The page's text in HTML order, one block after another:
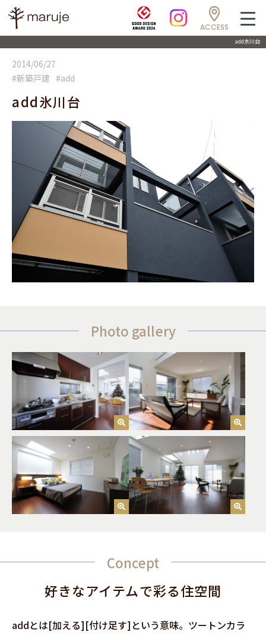
ACCESS
add氷川台
add氷川台
2014/06/27
#新築戸建 #add
Photo gallery
Concept
好きなアイテムで彩る住空間
addとは[加える][付け足す]という意味。 ツートンカラ